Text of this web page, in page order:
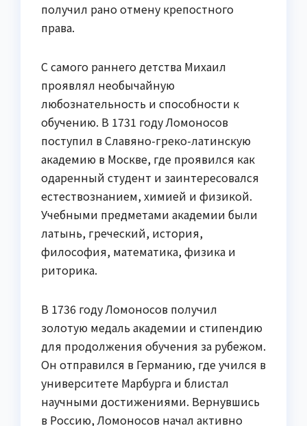
получил рано отмену крепостного
права.
С самого раннего детства Михаил
проявлял необычайную
любознательность и способности к
обучению. В 1731 году Ломоносов
поступил в Славяно-греко-латинскую
академию в Москве, где проявился как
одаренный студент и заинтересовался
естествознанием, химией и физикой.
Учебными предметами академии были
латынь, греческий, история,
философия, математика, физика и
риторика.
В 1736 году Ломоносов получил
золотую медаль академии и стипендию
для продолжения обучения за рубежом.
Он отправился в Германию, где учился в
университете Марбурга и блистал
научными достижениями. Вернувшись
в Россию, Ломоносов начал активно